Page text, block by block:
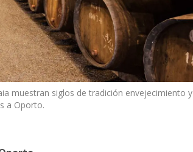
muestran siglos de tradición envejecimiento y
a Oporto.